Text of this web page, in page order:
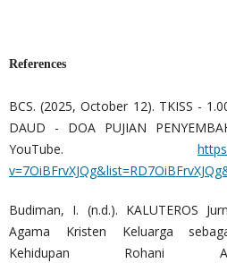
References
BCS. (2025, October 12). TKISS -
DAUD - DOA PUJIAN
YouTube.
Budiman, I. (n.d.). KALUTEROS
Agama Kristen Keluarga
Kehidupan